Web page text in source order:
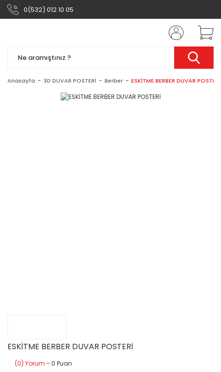
0(532) 012 10 05
Anasayfa 3D DUVAR POSTERİ Berber ESKİTME BERBER DUVAR POSTERİ
ESKİTME BERBER DUVAR POSTERİ
(0) Yorum - 0 Puan